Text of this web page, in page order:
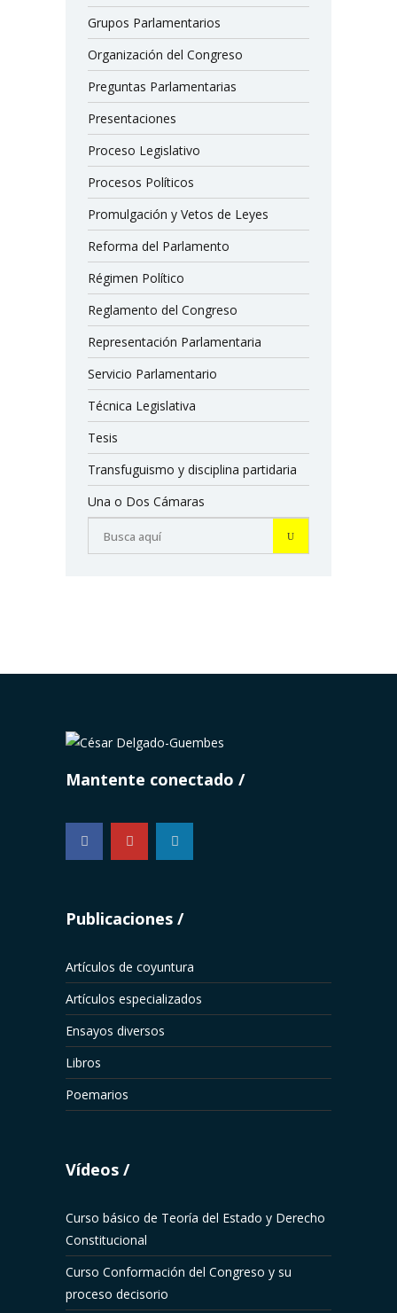
Grupos Parlamentarios
Organización del Congreso
Preguntas Parlamentarias
Presentaciones
Proceso Legislativo
Procesos Políticos
Promulgación y Vetos de Leyes
Reforma del Parlamento
Régimen Político
Reglamento del Congreso
Representación Parlamentaria
Servicio Parlamentario
Técnica Legislativa
Tesis
Transfuguismo y disciplina partidaria
Una o Dos Cámaras
Mantente conectado
...
Publicaciones
Artículos de coyuntura
Artículos especializados
Ensayos diversos
Libros
Poemarios
Vídeos
Curso básico de Teoría del Estado y Derecho
Constitucional
Curso Conformación del Congreso y su
proceso decisorio